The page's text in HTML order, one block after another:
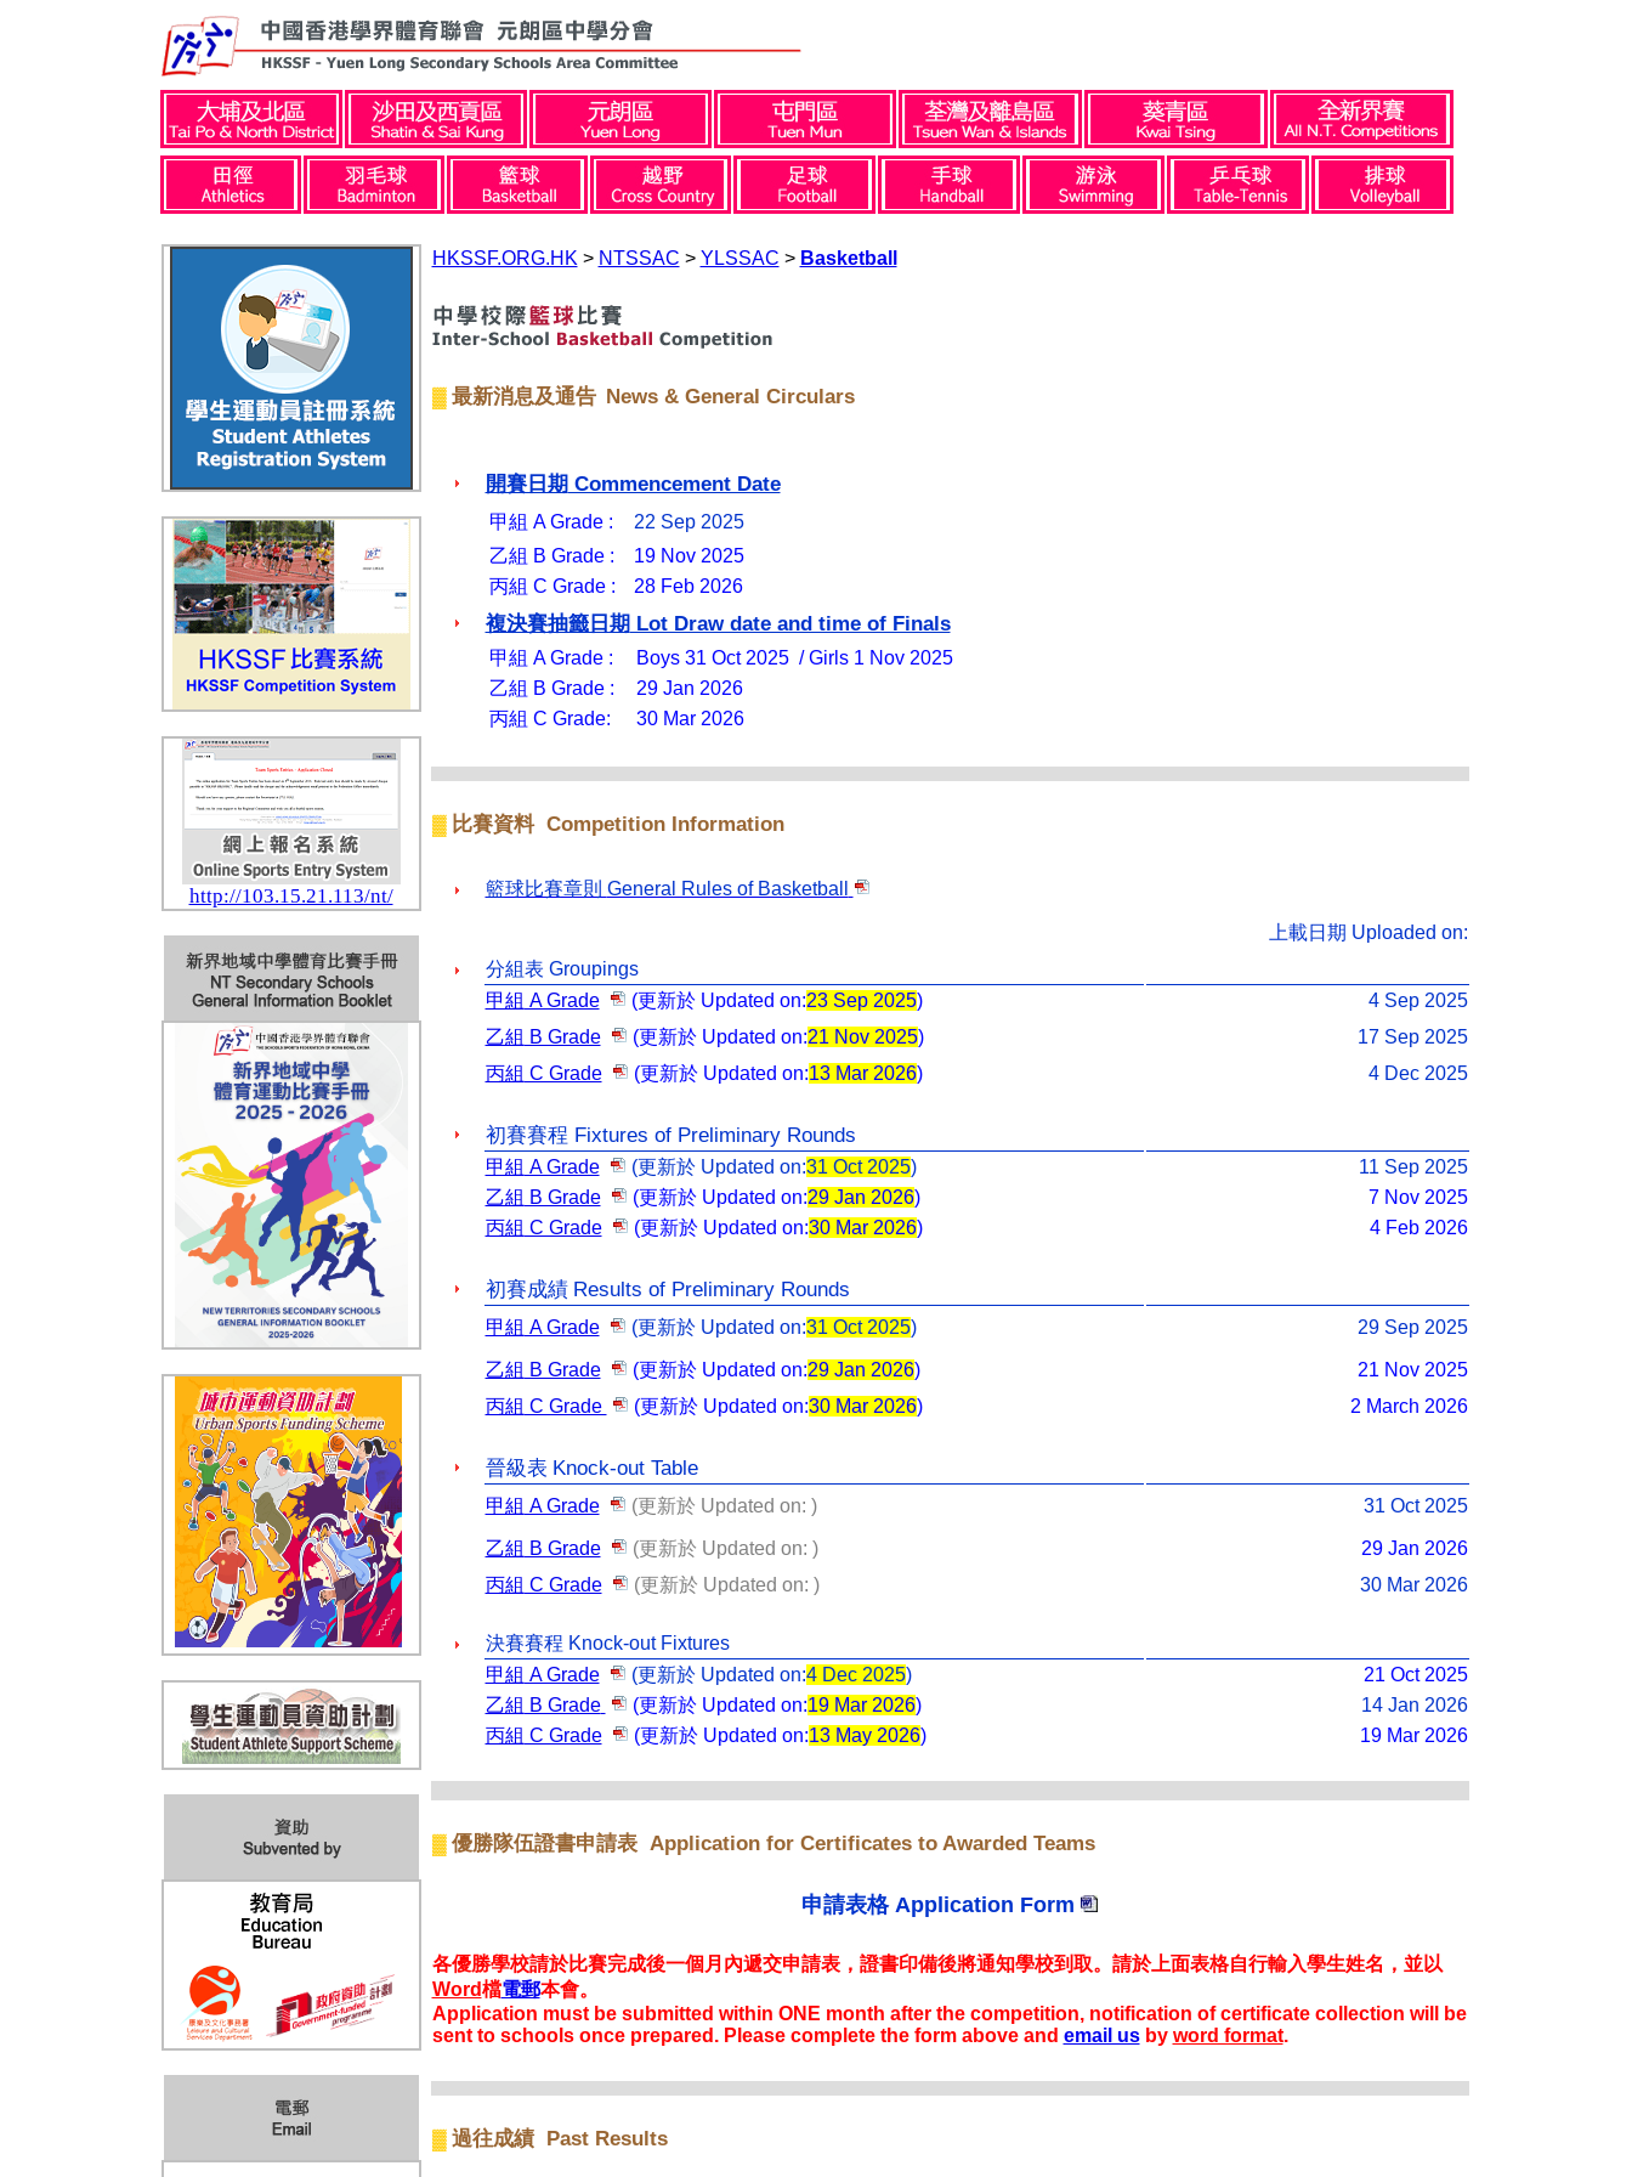
http://103.15.21.113/nt/
HKSSF.ORG.HK > NTSSAC > YLSSAC > Basketball
▓ 最新消息及通告 News & General Circulars
開賽日期 Commencement Date
甲組 A Grade :
22 Sep 2025
乙組 B Grade :
19 Nov 2025
丙組 C Grade :
28 Feb 2026
複決賽抽籤日期 Lot Draw date and time of Finals
甲組 A Grade :
Boys 31 Oct 2025 / Girls 1 Nov 2025
乙組 B Grade :
29 Jan 2026
丙組 C Grade: 30 Mar 2026
▓ 比賽資料Competition Information
籃球比賽章則 General Rules of Basketball
上載日期 Uploaded on:
分組表 Groupings
甲組 A Grade (更新於 Updated on:23 Sep 2025)
4 Sep 2025
乙組 B Grade (更新於 Updated on:21 Nov 2025)
17 Sep 2025
丙組 C Grade (更新於 Updated on:13 Mar 2026) 4 Dec 2025
初賽賽程 Fixtures of Preliminary Rounds
甲組 A Grade (更新於 Updated on:31 Oct 2025)
11 Sep 2025
乙組 B Grade (更新於 Updated on:29 Jan 2026)
7 Nov 2025
丙組 C Grade (更新於 Updated on:30 Mar 2026) 4 Feb 2026
初賽成績 Results of Preliminary Rounds
甲組 A Grade (更新於 Updated on:31 Oct 2025) 29 Sep 2025
乙組 B Grade (更新於 Updated on:29 Jan 2026)
21 Nov 2025
丙組 C Grade (更新於 Updated on:30 Mar 2026) 2 March 2026
晉級表 Knock-out Table
甲組 A Grade (更新於 Updated on: ) 31 Oct 2025
乙組 B Grade (更新於 Updated on: )
29 Jan 2026
丙組 C Grade (更新於 Updated on: ) 30 Mar 2026
決賽賽程 Knock-out Fixtures
甲組 A Grade (更新於 Updated on:4 Dec 2025)
21 Oct 2025
乙組 B Grade (更新於 Updated on:19 Mar 2026)
14 Jan 2026
丙組 C Grade (更新於 Updated on:13 May 2026) 19 Mar 2026
▓ 優勝隊伍證書申請表Application for Certificates to Awarded Teams
申請表格Application Form
各優勝學校請於比賽完成後一個月內遞交申請表，證書印備後將通知學校到取。請於上面表格自行輸入學生姓名，並以
Word檔電郵本會。
Application must be submitted within ONE month after the competition, notification of certificate collection will be
sent to schools once prepared. Please complete the form above and email usby word format.
▓ 過往成績Past Results